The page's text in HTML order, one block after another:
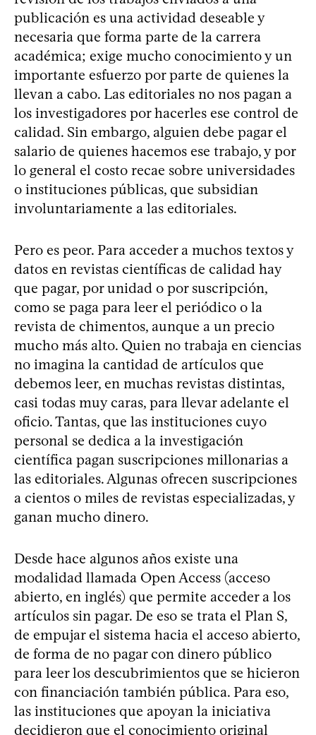
publicación es una actividad deseable y
necesaria que forma parte de la carrera
académica; exige mucho conocimiento y un
importante esfuerzo por parte de quienes la
llevan a cabo. Las editoriales no nos pagan a
los investigadores por hacerles ese control de
calidad. Sin embargo, alguien debe pagar el
salario de quienes hacemos ese trabajo, y por
lo general el costo recae sobre universidades
o instituciones públicas, que subsidian
involuntariamente a las editoriales.
Pero es peor. Para acceder a muchos textos y
datos en revistas científicas de calidad hay
que pagar, por unidad o por suscripción,
como se paga para leer el periódico o la
revista de chimentos, aunque a un precio
mucho más alto. Quien no trabaja en ciencias
no imagina la cantidad de artículos que
debemos leer, en muchas revistas distintas,
casi todas muy caras, para llevar adelante el
oficio. Tantas, que las instituciones cuyo
personal se dedica a la investigación
científica pagan suscripciones millonarias a
las editoriales. Algunas ofrecen suscripciones
a cientos o miles de revistas especializadas, y
ganan mucho dinero.
Desde hace algunos años existe una
modalidad llamada Open Access (acceso
abierto, en inglés) que permite acceder a los
artículos sin pagar. De eso se trata el Plan S,
de empujar el sistema hacia el acceso abierto,
de forma de no pagar con dinero público
para leer los descubrimientos que se hicieron
con financiación también pública. Para eso,
las instituciones que apoyan la iniciativa
decidieron que el conocimiento original